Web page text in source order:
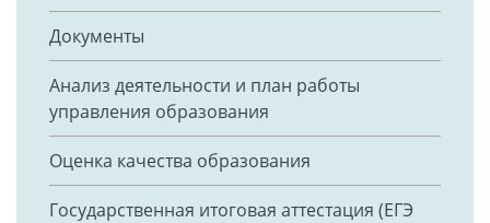
Документы
Анализ деятельности и план работы
управления образования
Оценка качества образования
Государственная итоговая аттестация (ЕГЭ